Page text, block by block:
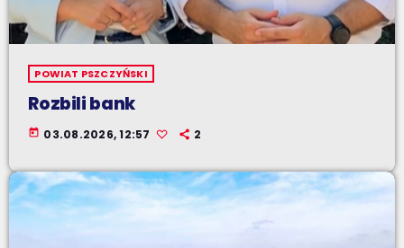
POWIAT PSZCZYŃSKI
Rozbili bank
today 03.08.2026, 12:57 2